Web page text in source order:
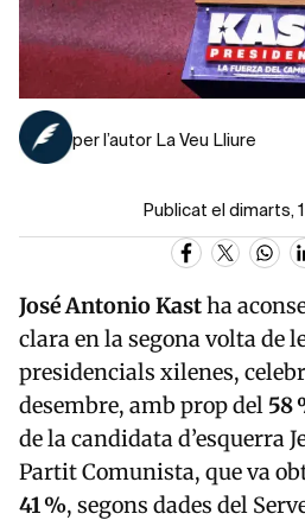
per l’autor La Veu Lliure
Publicat el dimarts,
José Antonio Kastha
clara en la segona volta de
presidencials xilenes,
desembre, amb prop del 58
de la candidata d’esquerra
Partit Comunista, que va
41 %, segons dades del